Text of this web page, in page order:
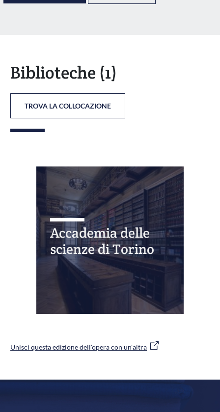
Biblioteche (1)
TROVA LA COLLOCAZIONE
Accademia delle
scienze di Torino
Unisci questa edizione dell'opera con un'altra